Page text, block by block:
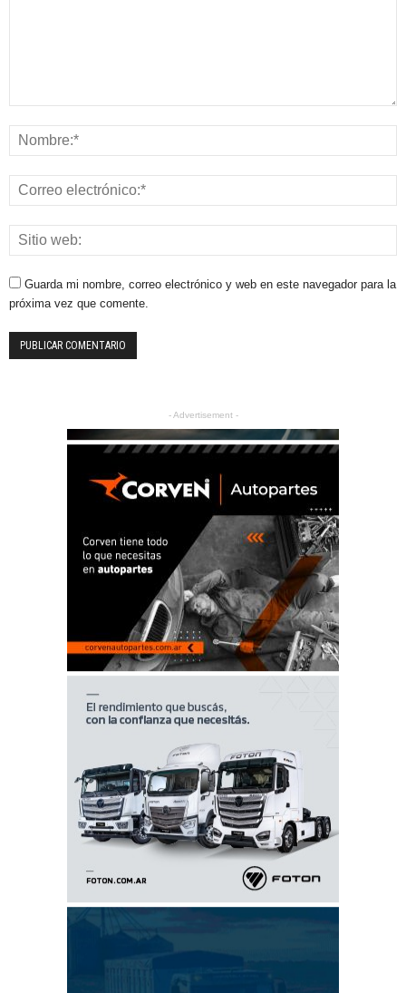
Guarda mi nombre, correo electrónico y web en este navegador para la
próxima vez que comente.
- Advertisement -